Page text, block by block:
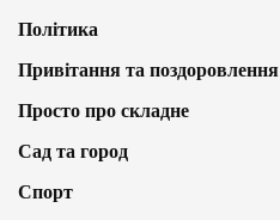
Політика
Привітання та поздоровлення
Просто про складне
Сад та город
Спорт